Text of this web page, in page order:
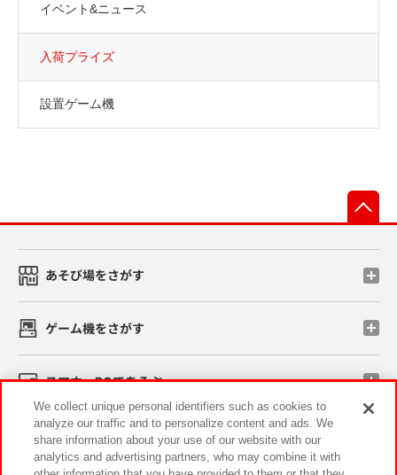
イベント&ニュース
入荷プライズ
設置ゲーム機
あそび場をさがす
ゲーム機をさがす
スマホ・PCであそぶ
イベント・キャンペーン
We collect unique personal identifiers such as cookies to
analyze our traffic and to personalize content and ads. We
share information about your use of our website with our
analytics and advertising partners, who may combine it with